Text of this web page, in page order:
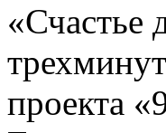
«Счастье
проекта